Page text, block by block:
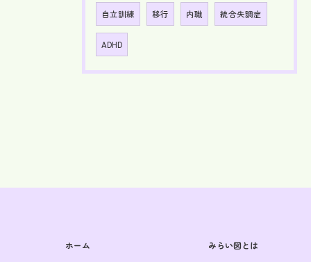
自立訓練 移行 内職 統合失調症
ADHD
ホーム みらい図とは